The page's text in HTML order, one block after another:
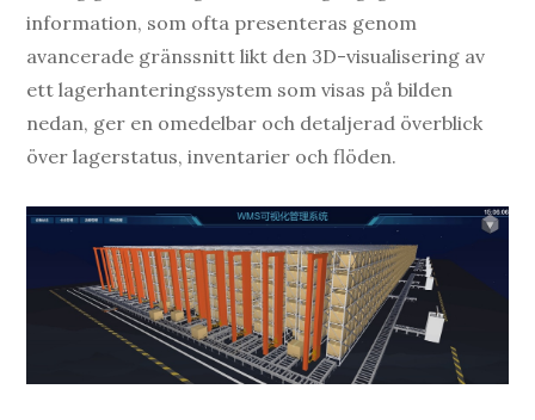
information, som ofta presenteras genom
avancerade gränssnitt likt den 3D-visualisering av
ett lagerhanteringssystem som visas på bilden
nedan, ger en omedelbar och detaljerad överblick
över lagerstatus, inventarier och flöden.